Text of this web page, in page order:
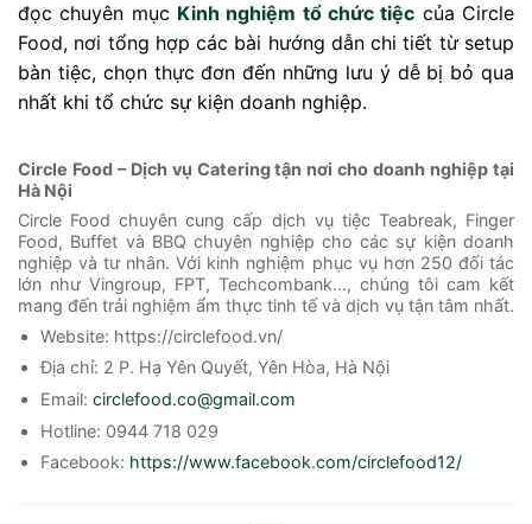
đọc chuyên mục Kinh nghiệm tổ chức tiệc của Circle
Food, nơi tổng hợp các bài hướng dẫn chi tiết từ setup
bàn tiệc, chọn thực đơn đến những lưu ý dễ bị bỏ qua
nhất khi tổ chức sự kiện doanh nghiệp.
Circle Food – Dịch vụ Catering tận nơi cho doanh nghiệp tại
Hà Nội
Circle Food chuyên cung cấp dịch vụ tiệc Teabreak, Finger
Food, Buffet và BBQ chuyên nghiệp cho các sự kiện doanh
nghiệp và tư nhân. Với kinh nghiệm phục vụ hơn 250 đối tác
lớn như Vingroup, FPT, Techcombank…, chúng tôi cam kết
mang đến trải nghiệm ẩm thực tinh tế và dịch vụ tận tâm nhất.
Website: https://circlefood.vn/
Địa chỉ: 2 P. Hạ Yên Quyết, Yên Hòa, Hà Nội
Email: circlefood.co@gmail.com
Hotline: 0944 718 029
Facebook: https://www.facebook.com/circlefood12/